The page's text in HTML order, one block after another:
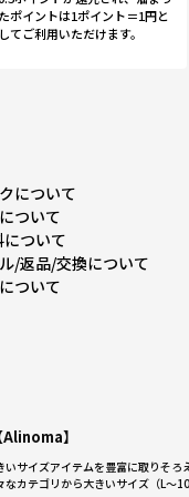
たポイントは1ポイント＝1円と
してご利用いただけます。
について
ついて
ついて
/返品/交換について
ついて
】
サイズアイテムを豊富に取りそろ
カテゴリから大きいサイズ（L～